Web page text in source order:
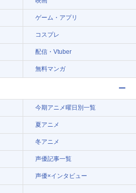
ゲーム・アプリ
コスプレ
配信・Vtuber
無料マンガ
今期アニメ曜日別一覧
夏アニメ
冬アニメ
声優記事一覧
声優×インタビュー